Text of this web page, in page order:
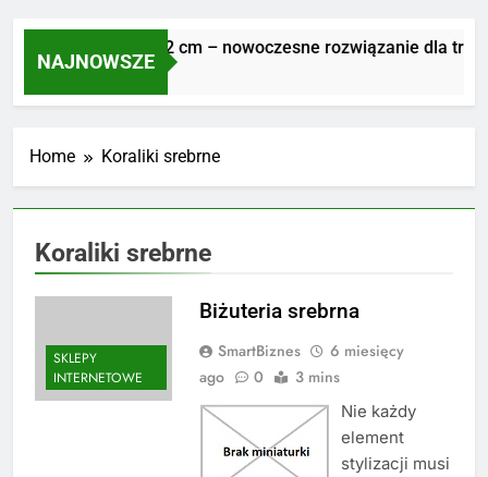
NAJNOWSZE
Płyty tarasowe 2 cm – nowoczesne rozwiązanie dla
1 Tydzień Ago
Home Koraliki srebrne
Koraliki srebrne
SKLEPY
INTERNETOWE
Biżuteria srebrna
SmartBiznes
6 miesięcy
ago
0 3 mins
Nie każdy
element
stylizacji musi